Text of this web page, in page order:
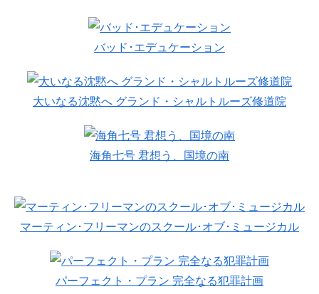
バッド･エデュケーション
大いなる沈黙へ グランド・シャルトルーズ修道院
海角七号 君想う、国境の南
マーティン･フリーマンのスクール･オブ･ミュージカル
パーフェクト・プラン 完全なる犯罪計画